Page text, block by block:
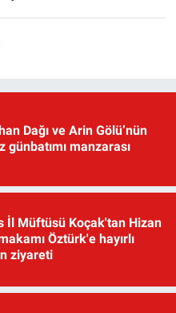
Dağı ve Arin Gölü’nün
günbatımı manzarası
İl Müftüsü Koçak'tan Hizan
Öztürk'e hayırlı
ziyareti